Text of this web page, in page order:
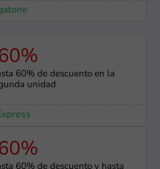
60% de descuento en la
unidad
60% de descuento y hasta